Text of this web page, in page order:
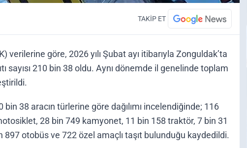
TAKİP ET
göre, 2026 yılı Şubat ayı itibarıyla Zonguldak’ta
sayısı 210 bin 38 oldu. Aynı dönemde il genelinde toplam
bin 38 aracın türlerine göre dağılımı incelendiğinde; 116
28 bin 749 kamyonet, 11 bin 158 traktör, 7 bin 31
otobüs ve 722 özel amaçlı taşıt bulunduğu kaydedildi.